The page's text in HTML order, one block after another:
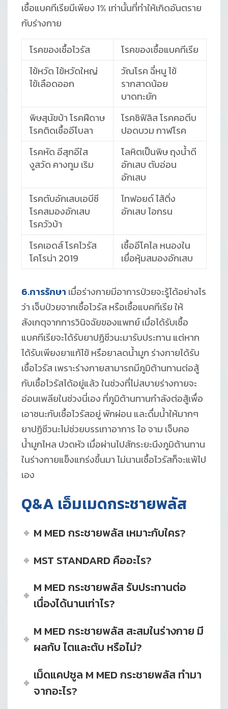
เชื้อแบคทีเรียมีเพียง 1% เท่านั้นที่ทำให้เกิดอันตราย
กับร่างกาย
โรคของเชื้อไวรัส
โรคของเชื้อแบคทีเรีย
ไข้หวัด ไข้หวัดใหญ่
ไข้เลือดออก
วัณโรค ฉี่หนู ไข้
รากสาดน้อย
บาดทะยัก
พิษสุนัขบ้า โรคฝีดาษ
โรคติดเชื้ออีโบลา
โรคซิฟิลิส โรคคอตีบ
ปอดบวม กาฬโรค
โรคหัด อีสุกอีใส
งูสวัด คางทูม เริม
โลหิตเป็นพิษ ถุงน้ำดี
อักเสบ ตับอ่อน
อักเสบ
โรคตับอักเสบเอบีซี
โรคสมองอักเสบ
โรควัวบ้า
ไทฟอยด์ ไส้ติ่ง
อักเสบ ไอกรน
โรคเอดส์ โรคไวรัส
โคโรน่า 2019
เชื้ออีโคไล หนองใน
เยื่อหุ้มสมองอักเสบ
6.การรักษา เมื่อร่างกายมีอาการป่วยจะรู้ได้อย่างไร
ว่า เจ็บป่วยจากเชื้อไวรัส หรือเชื้อแบคทีเรีย ให้
สังเกตุจากการวินิจฉัยของแพทย์ เมื่อได้รับเชื้อ
แบคทีเรียจะได้รับยาปฏิชีวนะมารับประทาน แต่หาก
ได้รับเพียงยาแก้ไข้ หรือยาลดน้ำมูก ร่างกายได้รับ
เชื้อไวรัส เพราะร่างกายสามารถมีภูมิต้านทานต่อสู้
กับเชื้อไวรัสได้อยู่แล้ว ในช่วงที่ไม่สบายร่างกายจะ
อ่อนเพลียในช่วงนี่เอง ที่ภูมิต้านทานกำลังต่อสู้เพื่อ
เอาชนะกับเชื้อไวรัสอยู่ พักผ่อน และดื่มน้ำให้มากๆ
ยาปฏิชีวนะไม่ช่วยบรรเทาอาการ ไอ จาม เจ็บคอ
น้ำมูกไหล ปวดหัว เมื่อผ่านไปสักระยะนึงภูมิต้านทาน
ในร่างกายแข็งแกร่งขึ้นมา ไม่นานเชื้อไวรัสก็จะแพ้ไป
เอง
Q&A เอ็มเมดกระชายพลัส
M MED กระชายพลัส เหมาะกับใคร?
MST STANDARD คืออะไร?
M MED กระชายพลัส รับประทานต่อ
เนื่องได้นานเท่าไร?
M MED กระชายพลัส สะสมในร่างกาย มี
ผลกับ ไตและตับ หรือไม่?
เม็ดแคปซูล M MED กระชายพลัส ทำมา
จากอะไร?